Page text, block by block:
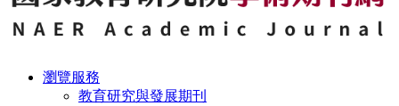
瀏覽服務
教育研究與發展期刊